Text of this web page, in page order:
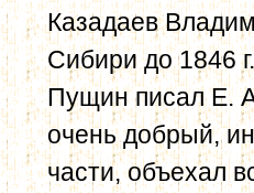
Казадаев
Сибири до 1846
Пущин писал Е. А
очень добрый,
части, объехал